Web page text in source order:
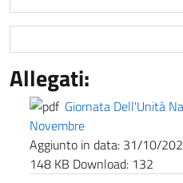
Allegati:
Giornata Dell'Unità
Novembre
Aggiunto in data: 31/10/
148 KB Download: 132